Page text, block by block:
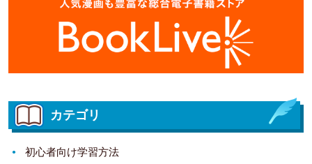
カテゴリ
初心者向け学習方法